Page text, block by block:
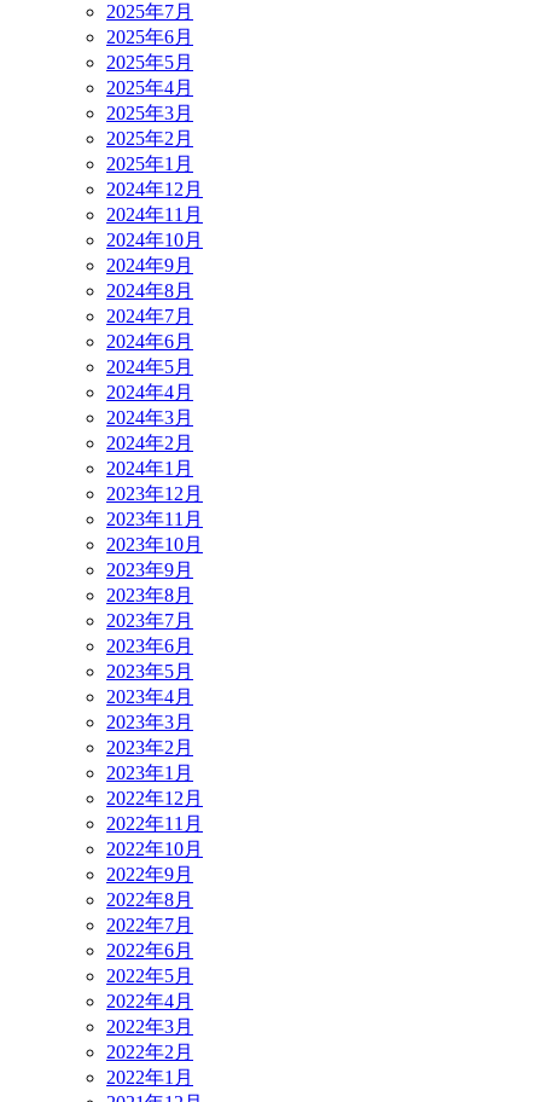
2025年7月
2025年6月
2025年5月
2025年4月
2025年3月
2025年2月
2025年1月
2024年12月
2024年11月
2024年10月
2024年9月
2024年8月
2024年7月
2024年6月
2024年5月
2024年4月
2024年3月
2024年2月
2024年1月
2023年12月
2023年11月
2023年10月
2023年9月
2023年8月
2023年7月
2023年6月
2023年5月
2023年4月
2023年3月
2023年2月
2023年1月
2022年12月
2022年11月
2022年10月
2022年9月
2022年8月
2022年7月
2022年6月
2022年5月
2022年4月
2022年3月
2022年2月
2022年1月